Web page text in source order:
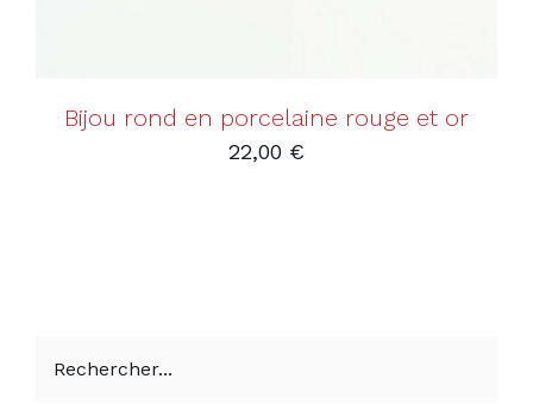
Bijou rond en porcelaine rouge et or
22,00 €